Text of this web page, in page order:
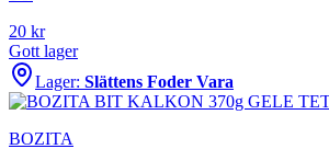
20 kr
Gott lager
Lager: Slättens Foder Vara
BOZITA